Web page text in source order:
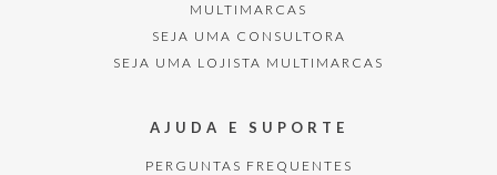
MULTIMARCAS
SEJA UMA CONSULTORA
SEJA UMA LOJISTA MULTIMARCAS
AJUDA E SUPORTE
PERGUNTAS FREQUENTES